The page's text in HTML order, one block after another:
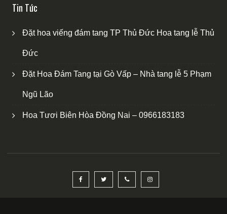
Tin Tức
Đặt hoa viếng đám tang TP Thủ Đức Hoa tang lễ Thủ
Đức
Đặt Hoa Đám Tang tại Gò Vấp – Nhà tang lễ 5 Phạm
Ngũ Lão
Hoa Tươi Biên Hòa Đồng Nai – 0966183183